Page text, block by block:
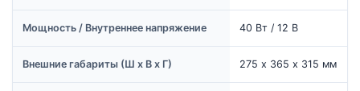
Мощность / Внутреннее напряжение 40 Вт / 12 В
Внешние габариты (Ш х В х Г) 275 х 365 х 315 мм